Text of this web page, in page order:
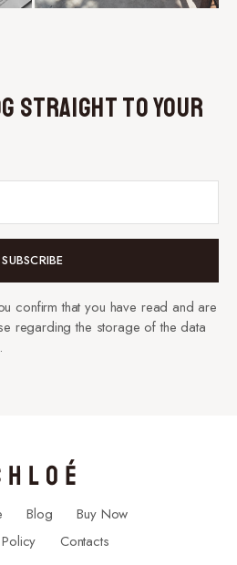
Straight to Your
SUBSCRIBE
confirm that you have read and are
regarding the storage of the data
Blog
Buy Now
Contacts